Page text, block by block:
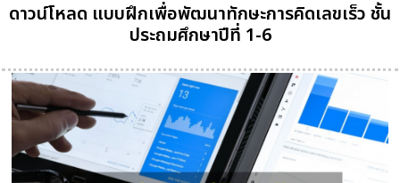
ดาวน์โหลด แบบฝึกเพื่อพัฒนาทักษะการคิดเลขเร็ว ชั้น
ประถมศึกษาปีที่ 1-6